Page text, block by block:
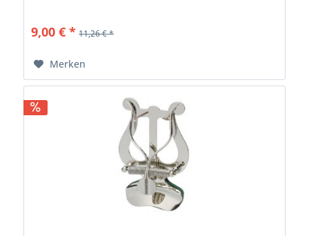
9,00 € * 11,26 € *
Merken